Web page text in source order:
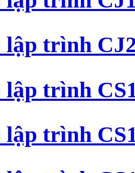
lập trình
lập trình
lập trình